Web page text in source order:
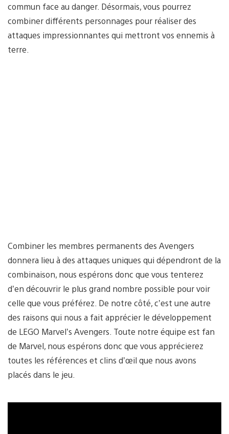
commun face au danger. Désormais, vous pourrez
combiner différents personnages pour réaliser des
attaques impressionnantes qui mettront vos ennemis à
terre.
Combiner les membres permanents des Avengers
donnera lieu à des attaques uniques qui dépendront de la
combinaison, nous espérons donc que vous tenterez
d’en découvrir le plus grand nombre possible pour voir
celle que vous préférez. De notre côté, c’est une autre
des raisons qui nous a fait apprécier le développement
de LEGO Marvel’s Avengers. Toute notre équipe est fan
de Marvel, nous espérons donc que vous apprécierez
toutes les références et clins d’œil que nous avons
placés dans le jeu.